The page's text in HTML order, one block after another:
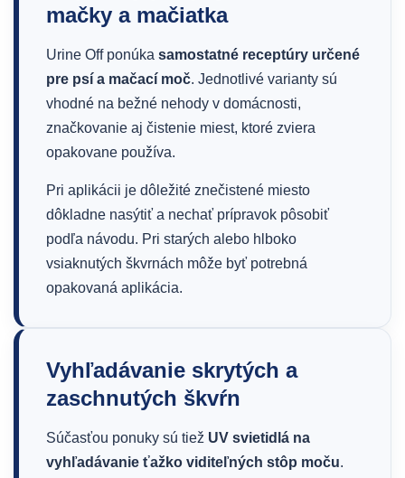
mačky a mačiatka
Urine Off ponúka samostatné receptúry určené
pre psí a mačací moč. Jednotlivé varianty sú
vhodné na bežné nehody v domácnosti,
značkovanie aj čistenie miest, ktoré zviera
opakovane používa.
Pri aplikácii je dôležité znečistené miesto
dôkladne nasýtiť a nechať prípravok pôsobiť
podľa návodu. Pri starých alebo hlboko
vsiaknutých škvrnách môže byť potrebná
opakovaná aplikácia.
Vyhľadávanie skrytých a
zaschnutých škvŕn
Súčasťou ponuky sú tiež UV svietidlá na
vyhľadávanie ťažko viditeľných stôp moču.